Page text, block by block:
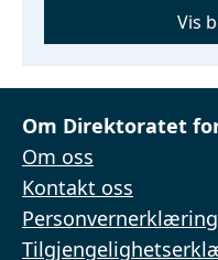
Vis
Om Direktoratet
Om oss
Kontakt oss
Personvernerklæring